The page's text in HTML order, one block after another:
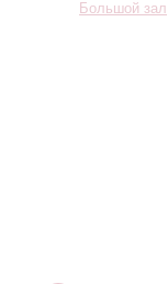
Большой зал